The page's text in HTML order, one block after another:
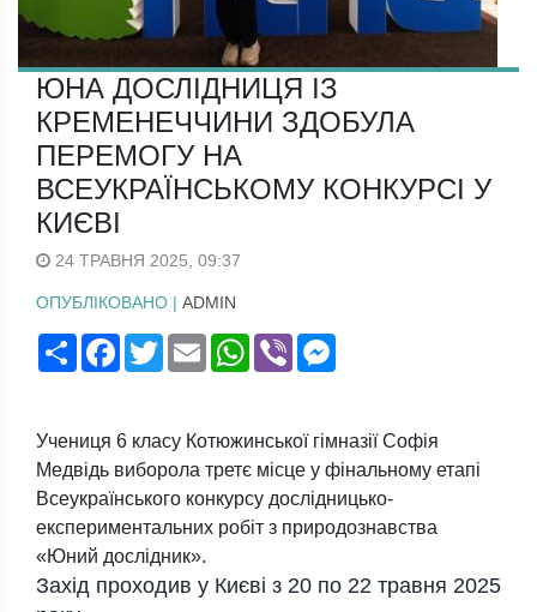
ЮНА ДОСЛІДНИЦЯ ІЗ
КРЕМЕНЕЧЧИНИ ЗДОБУЛА
ПЕРЕМОГУ НА
ВСЕУКРАЇНСЬКОМУ КОНКУРСІ У
КИЄВІ
24 ТРАВНЯ 2025, 09:37
ОПУБЛІКОВАНО | ADMIN
ПоширитиFacebook
TwitterEmail WhatsApp
Viber
Учениця 6 класу Котюжинської гімназії Софія
Медвідь виборола третє місце у фінальному етапі
Всеукраїнського конкурсу дослідницько-
експериментальних робіт з природознавства
«Юний дослідник».
Захід проходив у Києві з 20 по 22 травня 2025